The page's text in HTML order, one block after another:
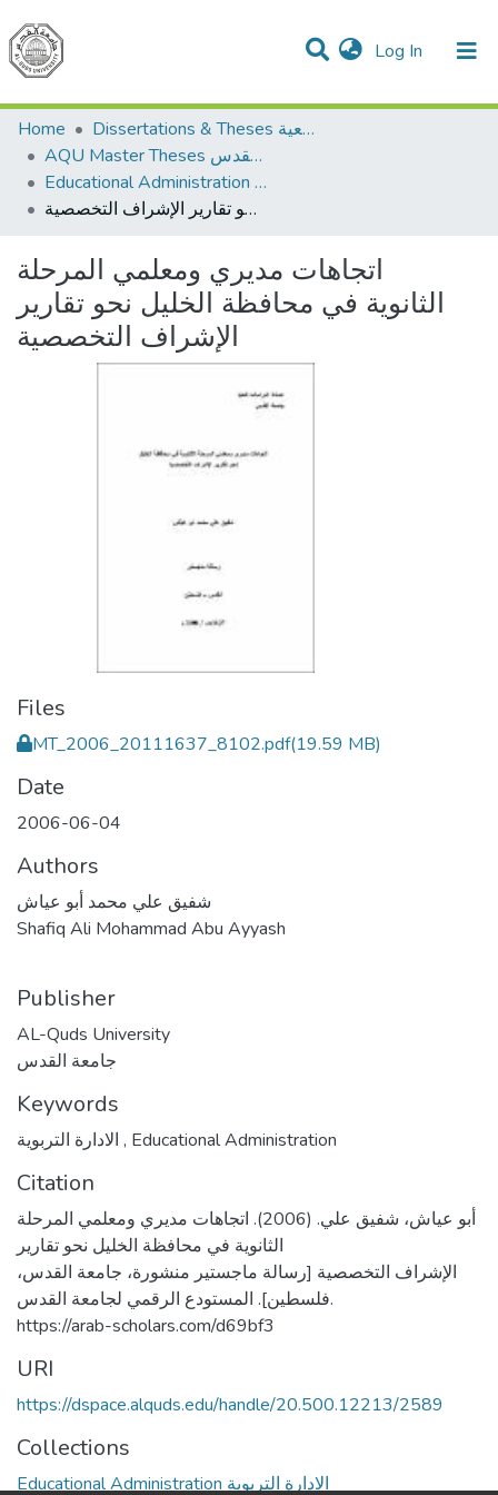
Log In (current)
Communities & Collections
All of DSpace
Home
Dissertations & Theses الرسائل الجامعية
AQU Master Theses الرسائل الجامعية الخاصة بجامعة القدس
Educational Administration الادارة التربوية
اتجاهات مديري ومعلمي المرحلة الثانوية في محافظة الخليل نحو تقارير الإشراف التخصصية
اتجاهات مديري ومعلمي المرحلة
الثانوية في محافظة الخليل نحو تقارير
الإشراف التخصصية
Files
MT_2006_20111637_8102.pdf(19.59 MB)
Date
2006-06-04
Authors
شفيق علي محمد أبو عياش
Shafiq Ali Mohammad Abu Ayyash
Publisher
AL-Quds University
جامعة القدس
Keywords
, Educational Administration
Citation
أبو عياش، شفيق علي. (2006). اتجاهات مديري ومعلمي المرحلة
الثانوية في محافظة الخليل نحو تقارير
الإشراف التخصصية [رسالة ماجستير منشورة، جامعة القدس،
فلسطين]. المستودع الرقمي لجامعة القدس.
https://arab-scholars.com/d69bf3
URI
https://dspace.alquds.edu/handle/20.500.12213/2589
Collections
Educational Administration الادارة التربوية